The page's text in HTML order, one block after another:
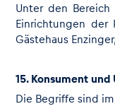
Unter den
Einrichtungen der
Gästehaus
15. Konsument
Die Begriffe sind